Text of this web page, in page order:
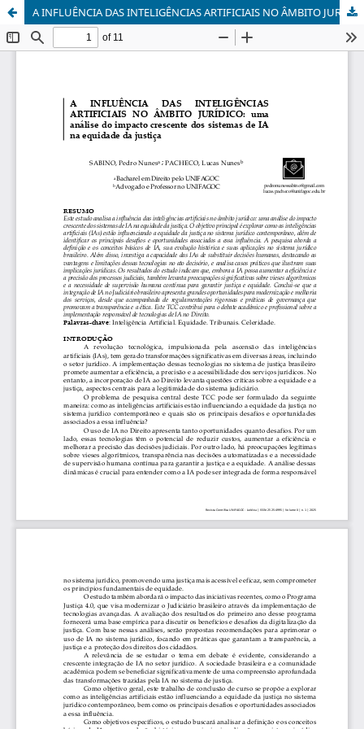
A INFLUÊNCIA DAS INTELIGÊNCIAS ARTIFICIAIS NO ÂMBITO JURÍDICO: uma análise do impacto crescente dos sistemas de IA na equidade da justiça